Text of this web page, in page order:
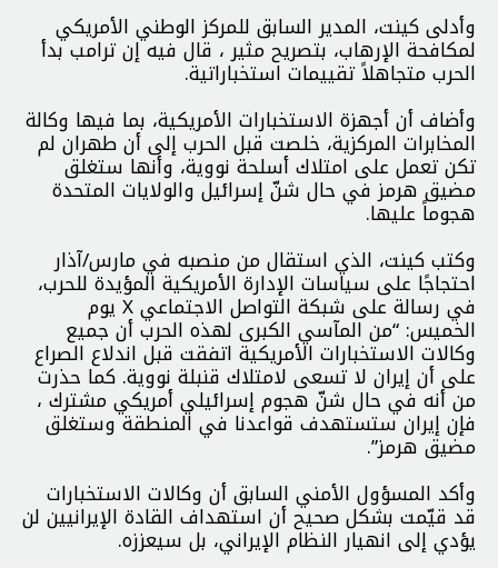
وأدلى كينت، المدير السابق للمركز الوطني الأمريكي
لمكافحة الإرهاب، بتصريح مثير ، قال فيه إن ترامب بدأ
الحرب متجاهلاً تقييمات استخباراتية.
وأضاف أن أجهزة الاستخبارات الأمريكية، بما فيها وكالة
المخابرات المركزية، خلصت قبل الحرب إلى أن طهران لم
تكن تعمل على امتلاك أسلحة نووية، وأنها ستغلق
مضيق هرمز في حال شنّ إسرائيل والولايات المتحدة
هجوماً عليها.
وكتب كينت، الذي استقال من منصبه في مارس/آذار
احتجاجًا على سياسات الإدارة الأمريكية المؤيدة للحرب،
في رسالة على شبكة التواصل الاجتماعي X يوم
الخميس: “من المآسي الكبرى لهذه الحرب أن جميع
وكالات الاستخبارات الأمريكية اتفقت قبل اندلاع الصراع
على أن إيران لا تسعى لامتلاك قنبلة نووية. كما حذرت
من أنه في حال شنّ هجوم إسرائيلي أمريكي مشترك ،
فإن إيران ستستهدف قواعدنا في المنطقة وستغلق
مضيق هرمز”.
وأكد المسؤول الأمني السابق أن وكالات الاستخبارات
قد قيّمت بشكل صحيح أن استهداف القادة الإيرانيين لن
يؤدي إلى انهيار النظام الإيراني، بل سيعززه.